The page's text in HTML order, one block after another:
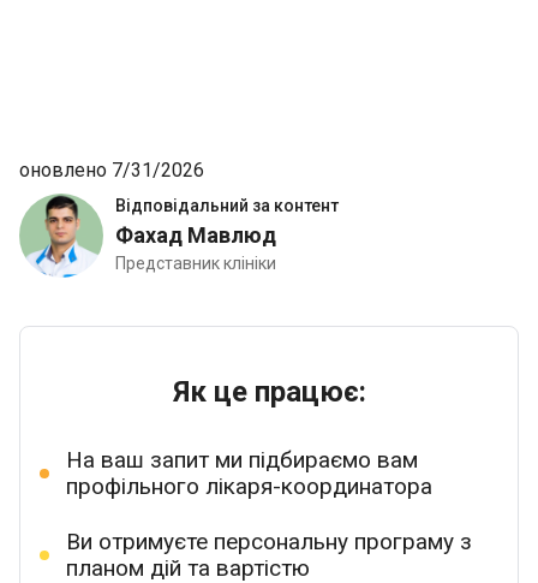
Відповідальний за контент
Фахад Мавлюд
Представник клініки
оновлено 7/31/2026
Як це працює:
На ваш запит ми підбираємо вам
профільного лікаря-координатора
Ви отримуєте персональну програму з
планом дій та вартістю